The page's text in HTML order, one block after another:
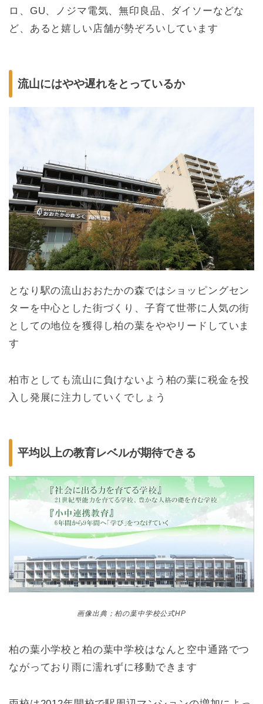
ロ、GU、ノジマ電気、無印良品、ダイソーなどな
ど、あると嬉しい店舗が勢ぞろいしています
流山にはやや遅れをとっているか
となり駅の流山おおたかの森ではショッピングセン
ターを中心とした街づくり、子育て世帯に人気の街
としての地位を獲得し柏の葉をややリードしていま
す
柏市としても流山に負けないよう柏の葉に税金を投
入し発展に注力していくでしょう
平均以上の教育レベルが期待できる
画像出典；柏の葉中学校公式HP
柏の葉小学校と柏の葉中学校はなんと空中通路でつ
ながっており雨に濡れずに移動できます